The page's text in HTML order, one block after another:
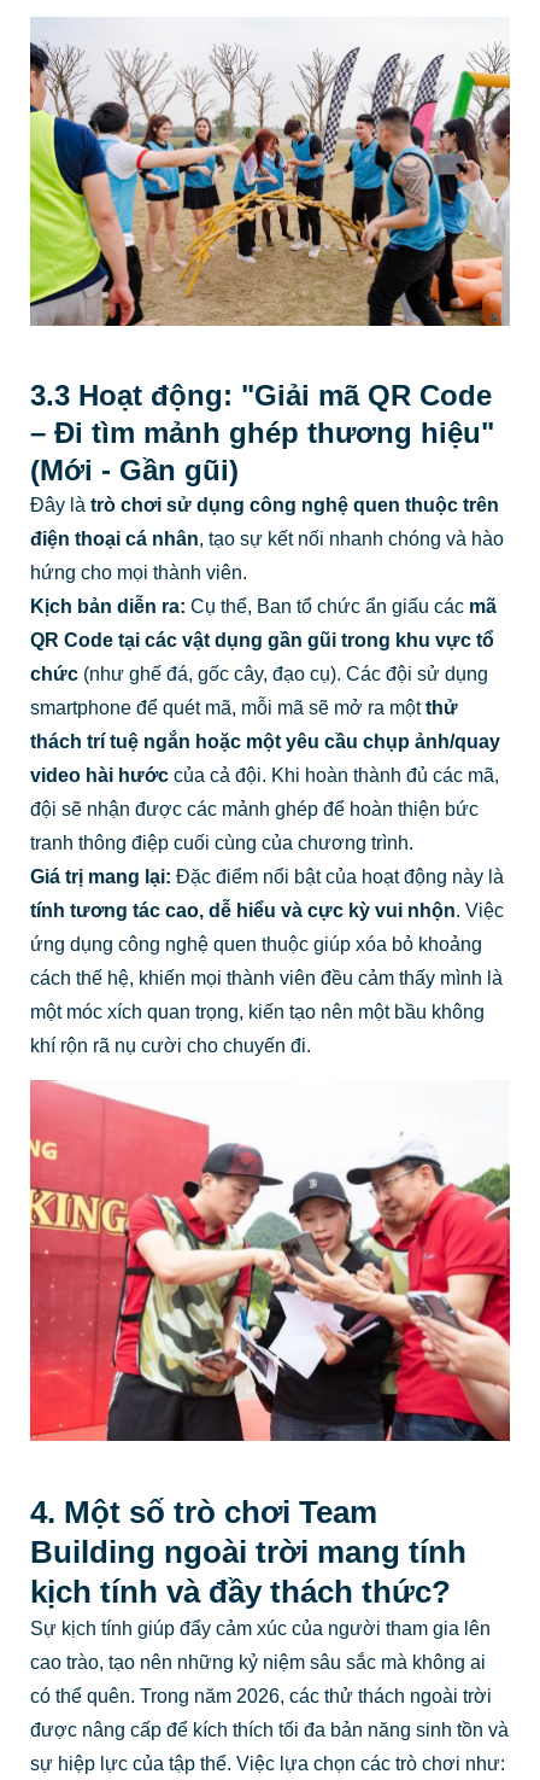
3.3 Hoạt động: "Giải mã QR Code
– Đi tìm mảnh ghép thương hiệu"
(Mới - Gần gũi)
Đây là trò chơi sử dụng công nghệ quen thuộc trên
điện thoại cá nhân, tạo sự kết nối nhanh chóng và hào
hứng cho mọi thành viên.
Kịch bản diễn ra: Cụ thể, Ban tổ chức ẩn giấu các mã
QR Code tại các vật dụng gần gũi trong khu vực tổ
chức(như ghế đá, gốc cây, đạo cụ). Các đội sử dụng
smartphone để quét mã, mỗi mã sẽ mở ra mộtthử
thách trí tuệ ngắn hoặc một yêu cầu chụp ảnh/quay
video hài hướccủa cả đội. Khi hoàn thành đủ các mã,
đội sẽ nhận được các mảnh ghép để hoàn thiện bức
tranh thông điệp cuối cùng của chương trình.
Giá trị mang lại: Đặc điểm nổi bật của hoạt động này là
tính tương tác cao, dễ hiểu và cực kỳ vui nhộn. Việc
ứng dụng công nghệ quen thuộc giúp xóa bỏ khoảng
cách thế hệ, khiến mọi thành viên đều cảm thấy mình là
một móc xích quan trọng, kiến tạo nên một bầu không
khí rộn rã nụ cười cho chuyến đi.
4. Một số trò chơi Team
Building ngoài trời mang tính
kịch tính và đầy thách thức?
Sự kịch tính giúp đẩy cảm xúc của người tham gia lên
cao trào, tạo nên những kỷ niệm sâu sắc mà không ai
có thể quên. Trong năm 2026, các thử thách ngoài trời
được nâng cấp để kích thích tối đa bản năng sinh tồn và
sự hiệp lực của tập thể. Việc lựa chọn các trò chơi như: